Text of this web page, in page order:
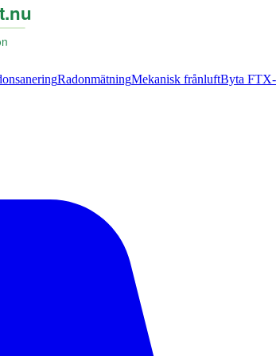
RadonmätningMekanisk frånluftByta FTX-